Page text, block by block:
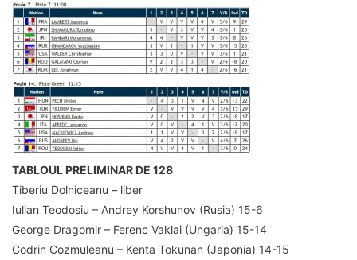
TABLOUL PRELIMINAR DE 128
Tiberiu Dolniceanu – liber
Iulian Teodosiu – Andrey Korshunov (Rusia) 15-6
George Dragomir – Ferenc Vaklai (Ungaria) 15-14
Codrin Cozmuleanu – Kenta Tokunan (Japonia) 14-15